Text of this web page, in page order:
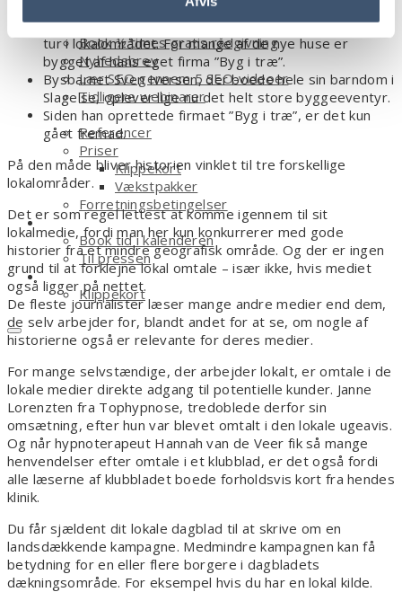
Selvstændiges guide til flere penge
Book ½ times gratis rådgivning
Nyhedsbrev
Lær SEO gennem 5 SEO-videoer
Tidligere webinarer
Om
Referencer
Priser
Klippekort
Vækstpakker
Forretningsbetingelser
Kontakt
Book tid i kalenderen
Til pressen
Shop
Klippekort
interesse for huse i træ.
Sven Iversen, der bor i Greve, glæder sig, når han går
tur i lokalområdet. For mange af de nye huse er
bygget af hans eget firma ”Byg i træ”.
Bysbarnet Sven Iversen, der boede hele sin barndom i
Slagelse, oplever lige nu det helt store byggeeventyr.
Siden han oprettede firmaet ”Byg i træ”, er det kun
gået fremad.
På den måde bliver historien vinklet til tre forskellige
lokalområder.
Det er som regel lettest at komme igennem til sit
lokalmedie, fordi man her kun konkurrerer med gode
historier fra et mindre geografisk område. Og der er ingen
grund til at forklejne lokal omtale – især ikke, hvis mediet
også ligger på nettet.
De fleste journalister læser mange andre medier end dem,
de selv arbejder for, blandt andet for at se, om nogle af
historierne også er relevante for deres medier.
For mange selvstændige, der arbejder lokalt, er omtale i de
lokale medier direkte adgang til potentielle kunder. Janne
Lorenzten fra Tophypnose, tredoblede derfor sin
omsætning, efter hun var blevet omtalt i den lokale ugeavis.
Og når hypnoterapeut Hannah van de Veer fik så mange
henvendelser efter omtale i et klubblad, er det også fordi
alle læserne af klubbladet boede forholdsvis kort fra hendes
klinik.
Du får sjældent dit lokale dagblad til at skrive om en
landsdækkende kampagne. Medmindre kampagnen kan få
betydning for en eller flere borgere i dagbladets
dækningsområde. For eksempel hvis du har en lokal kilde.